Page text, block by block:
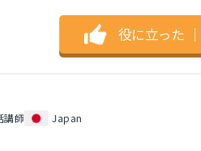
役に立った ｜
講師
Japan